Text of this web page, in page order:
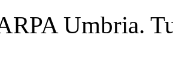
Umbria.